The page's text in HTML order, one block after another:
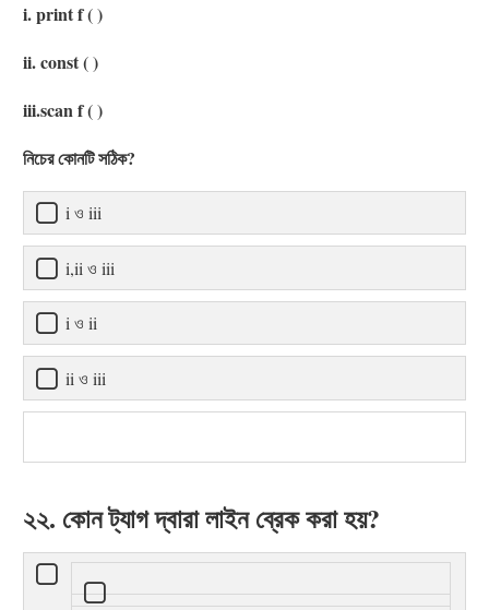
i. print f ( )
ii. const ( )
iii.scan f ( )
নিচের কোনটি সঠিক?
i ও iii
i,ii ও iii
i ও ii
ii ও iii
২২. কোন ট্যাগ দ্বারা লাইন ব্রেক করা হয়?